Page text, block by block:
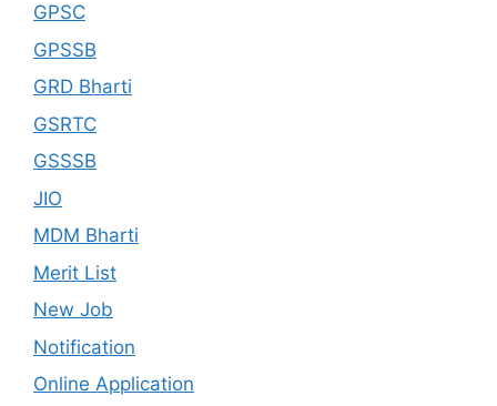
GPSC
GPSSB
GRD Bharti
GSRTC
GSSSB
JIO
MDM Bharti
Merit List
New Job
Notification
Online Application